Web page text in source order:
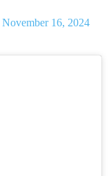
November 16, 2024